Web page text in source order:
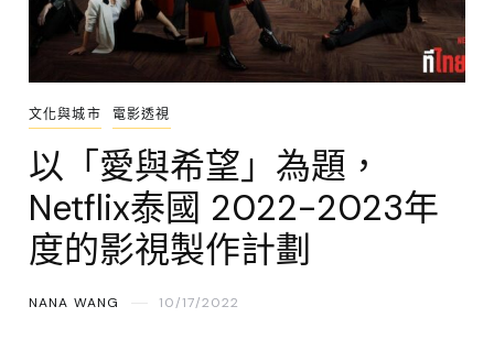
文化與城市 電影透視
以「愛與希望」為題，
Netflix泰國 2022-2023年
度的影視製作計劃
NANA WANG 10/17/2022